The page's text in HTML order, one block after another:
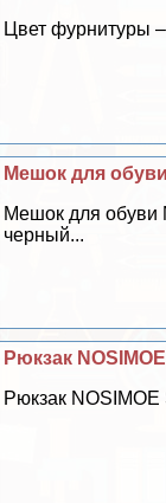
Цвет фурнитуры –
Мешок для
Мешок для обуви
черный...
Рюкзак
Рюкзак NOSIMOE